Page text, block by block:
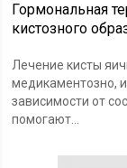
Гормональная
кистозного
Лечение кисты
медикаментозно,
зависимости от
помогают...